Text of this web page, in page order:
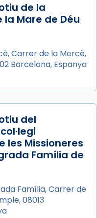
dels que
Jesús.
fou el primer
a Jerusalem per
44).
com a patró dels
de tota
fou un gran
medievals de tot
Roma i terra
raïms aigualits;
els dits»,
de la
Mare de Déu
Carrer de la Mercè,
Barcelona, Espanya
del
les Missioneres
Família de
Família, Carrer de
08013